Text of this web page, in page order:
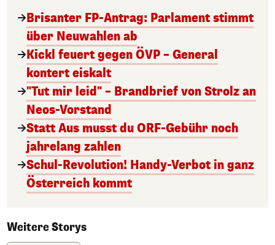
Brisanter FP-Antrag: Parlament stimmt
über Neuwahlen ab
Kickl feuert gegen ÖVP – General
kontert eiskalt
"Tut mir leid" – Brandbrief von Strolz an
Neos-Vorstand
Statt Aus musst du ORF-Gebühr noch
jahrelang zahlen
Schul-Revolution! Handy-Verbot in ganz
Österreich kommt
Weitere Storys